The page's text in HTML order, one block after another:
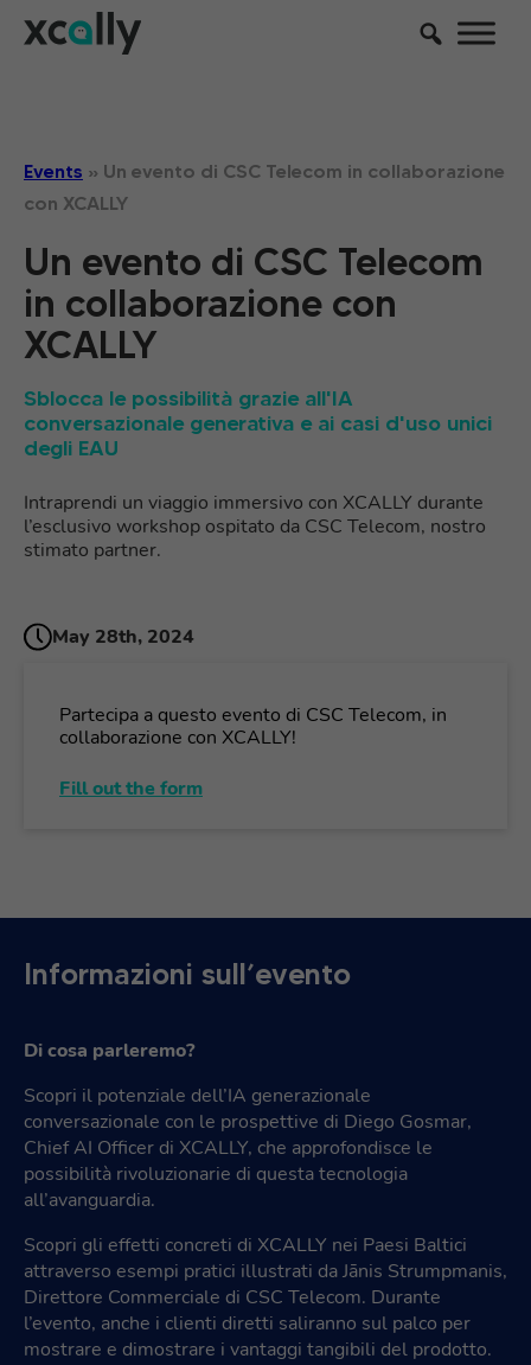
Events » Un evento di CSC Telecom in collaborazione
con XCALLY
Un evento di CSC Telecom
in collaborazione con
XCALLY
Sblocca le possibilità grazie all'IA
conversazionale generativa e ai casi d'uso unici
degli EAU
Intraprendi un viaggio immersivo con XCALLY durante
l’esclusivo workshop ospitato da CSC Telecom, nostro
stimato partner.
May 28th, 2024
Partecipa a questo evento di CSC Telecom, in
collaborazione con XCALLY!
Fill out the form
Informazioni sull’evento
Di cosa parleremo?
Scopri il potenziale dell’IA generazionale
conversazionale con le prospettive di Diego Gosmar,
Chief AI Officer di XCALLY, che approfondisce le
possibilità rivoluzionarie di questa tecnologia
all’avanguardia.
Scopri gli effetti concreti di XCALLY nei Paesi Baltici
attraverso esempi pratici illustrati da Jānis Strumpmanis,
Direttore Commerciale di CSC Telecom. Durante
l’evento, anche i clienti diretti saliranno sul palco per
mostrare e dimostrare i vantaggi tangibili del prodotto.